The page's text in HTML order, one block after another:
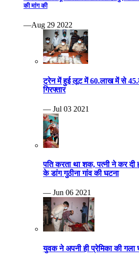
की मांग की
—Aug 29 2022
ट्रेन में हुई लूट में 60.लाख में से
गिरफ्तार
— Jul 03 2021
पति करता था शक, पत्नी ने कर दी
के डांग गुठीना गांव की घटना
— Jun 06 2021
युवक ने अपनी ही प्रेमिका की गला